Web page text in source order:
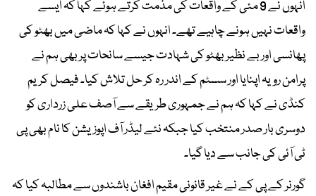
انہوں نے 9 مئی کے واقعات کی مذمت کرتے ہوئے کہا کہ ایسے
واقعات نہیں ہونے چاہیے تھے۔ انہوں نے کہا کہ ماضی میں بھٹو کی
پھانسی اور بے نظیر بھٹو کی شہادت جیسے سانحات پر بھی ہم نے
پرامن رویہ اپنایا اور سسٹم کے اندر رہ کر حل تلاش کیا۔ فیصل کریم
کنڈی نے کہا کہ ہم نے جمہوری طریقے سے آصف علی زرداری کو
دوسری بار صدر منتخب کیا جبکہ نئے لیڈر آف اپوزیشن کا نام بھی پی
ٹی آئی کی جانب سے دیا گیا۔
گورنر کے پی کے نے غیر قانونی مقیم افغان باشندوں سے مطالبہ کیا کہ